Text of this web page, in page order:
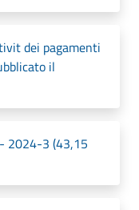
dei pagamenti
il
2024-3 (43,15